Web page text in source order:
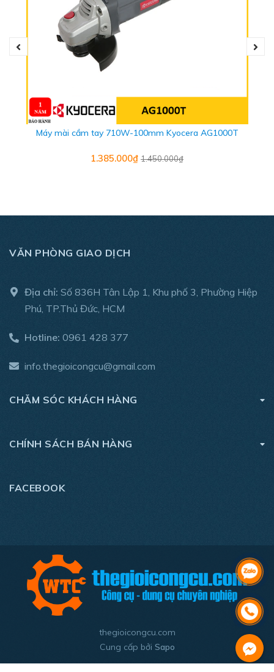
mài đồng thời tăng tuổi thọ cho máy. Ngoài ra, máy mài
góc hiện nay có xu hướng sử dụng đĩa nhám thay thế cho
đá mài để tăng năng suất, chất lượng và an toàn. Vì thế,
máy mài góc Stanley có thể kết hợp với đế đỡ và giấy
nhám đĩa để hoạt động như một mái mài thông thường
THÔNG SỐ KỸ THUẬT
- Tốc độ không tải 12.000 v/p
- Công tắc trượt
Máy mài cầm tay 710W-100mm Kyocera AG1000T
1.385.000₫ 1.450.000₫
VĂN PHÒNG GIAO DỊCH
Địa chỉ: Số 836H Tân Lập 1, Khu phố 3, Phường Hiệp
Phú, TP.Thủ Đức, HCM
Hotline: 0961 428 377
info.thegioicongcu@gmail.com
CHĂM SÓC KHÁCH HÀNG
CHÍNH SÁCH BÁN HÀNG
FACEBOOK
thegioicongcu.com
Cung cấp bởi Sapo